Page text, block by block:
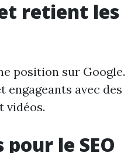
retient les
position sur Google.
avec des
vidéos.
le SEO